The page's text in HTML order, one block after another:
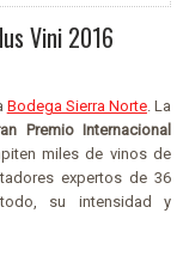
Vini 2016
Bodega Sierra Norte. La
Premio Internacional
miles de vinos de
expertos de 36
su intensidad y